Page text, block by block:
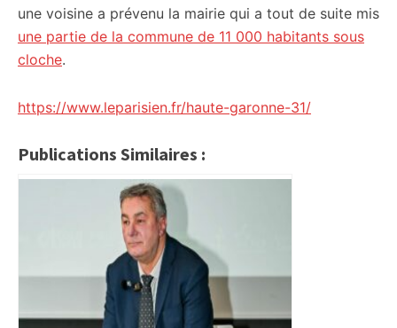
une voisine a prévenu la mairie qui a tout de suite mis
une partie de la commune de 11 000 habitants sous
cloche.
https://www.leparisien.fr/haute-garonne-31/
Publications Similaires :